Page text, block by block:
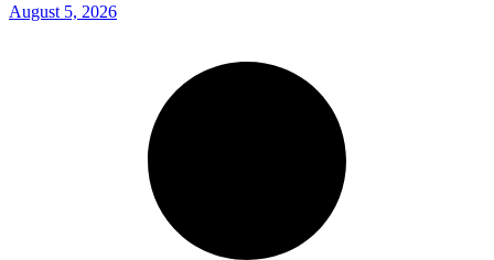
August 5, 2026